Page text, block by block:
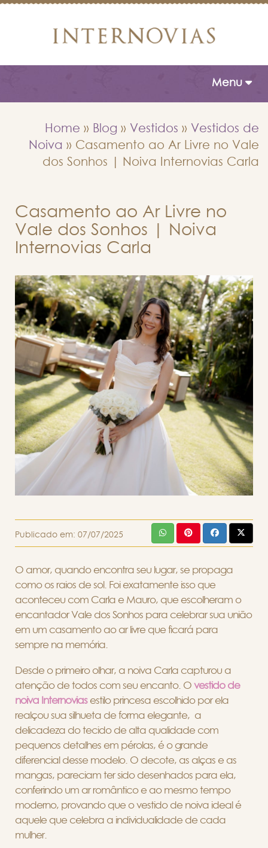
Toggle
Menu
Home » Blog » Vestidos » Vestidos de
Noiva » Casamento ao Ar Livre no Vale
dos Sonhos | Noiva Internovias Carla
Casamento ao Ar Livre no
Vale dos Sonhos | Noiva
Internovias Carla
Publicado em: 07/07/2025
O amor, quando encontra seu lugar, se propaga
como os raios de sol. Foi exatamente isso que
aconteceu com Carla e Mauro, que escolheram o
encantador Vale dos Sonhos para celebrar sua união
em um casamento ao ar livre que ficará para
sempre na memória.
Desde o primeiro olhar, a noiva Carla capturou a
atenção de todos com seu encanto. O vestido de
noiva Internoviasestilo princesa escolhido por ela
realçou sua silhueta de forma elegante, a
delicadeza do tecido de alta qualidade com
pequenos detalhes em pérolas, é o grande
diferencial desse modelo. O decote, as alças e as
mangas, pareciam ter sido desenhados para ela,
conferindo um ar romântico e ao mesmo tempo
moderno, provando que o vestido de noiva ideal é
aquele que celebra a individualidade de cada
mulher.